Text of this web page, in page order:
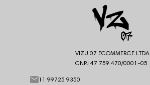
VIZU 07 ECOMMERCE LTDA
CNPJ 47.759.470/0001-05
11 99725 9350